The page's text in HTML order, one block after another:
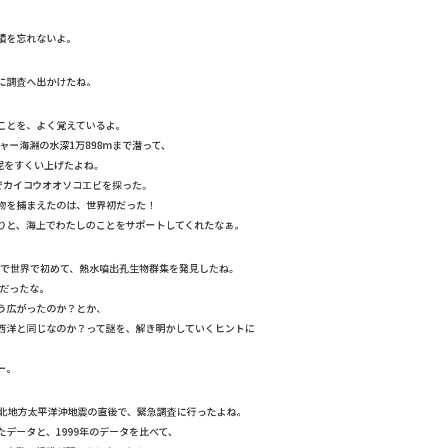
忘れないよ。
査へ出かけたね。
を、よく覚えているよ。
ー海淵の水深1万898mまで潜って、
すくい上げたよね。
イコウオオソコエビを採った。
捕まえたのは、世界初だった！
、海上でわたしのことをサポートしてくれたなぁ。
世界で初めて、 熱水噴出孔生物群集を発見したね。
ったな。
がったのか？とか、
洋と同じなのか？って謎を、解き明かしていくヒントに
方太平洋沖地震の直後で、緊急調査に行ったよね。
ータと、1999年のデータを比べて、